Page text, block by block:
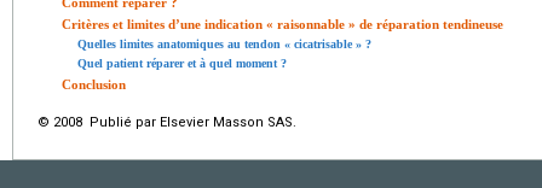
Critères et limites d’une indication « raisonnable » de réparation tendineuse
Quelles limites anatomiques au tendon « cicatrisable » ?
Quel patient réparer et à quel moment ?
Conclusion
© 2008 Publié par Elsevier Masson SAS.